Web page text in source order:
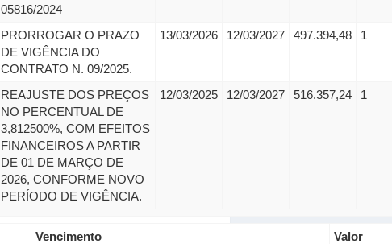
05816/2024
PRORROGAR O PRAZO
DE VIGÊNCIA DO
CONTRATO N. 09/2025.
13/03/2026 12/03/2027 497.394,48 1
REAJUSTE DOS PREÇOS
NO PERCENTUAL DE
3,812500%, COM EFEITOS
FINANCEIROS A PARTIR
DE 01 DE MARÇO DE
2026, CONFORME NOVO
PERÍODO DE VIGÊNCIA.
12/03/2025 12/03/2027 516.357,24 1
Vencimento Valor